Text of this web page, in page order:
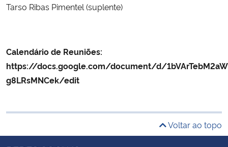
Planalto
Tarso Ribas Pimentel (suplente)
Calendário de Reuniões:
https://docs.google.com/document/d/
g8LRsMNCek/edit
Voltar ao topo